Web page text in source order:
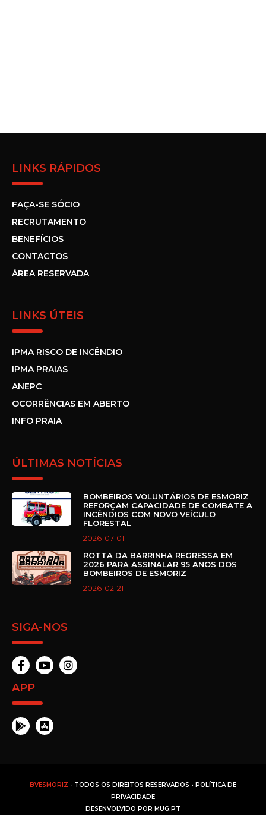
LINKS RÁPIDOS
FAÇA-SE SÓCIO
RECRUTAMENTO
BENEFÍCIOS
CONTACTOS
ÁREA RESERVADA
LINKS ÚTEIS
IPMA RISCO DE INCÊNDIO
IPMA PRAIAS
ANEPC
OCORRÊNCIAS EM ABERTO
INFO PRAIA
ÚLTIMAS NOTÍCIAS
BOMBEIROS VOLUNTÁRIOS DE ESMORIZ
REFORÇAM CAPACIDADE DE COMBATE A
INCÊNDIOS COM NOVO VEÍCULO
FLORESTAL
2026-07-01
ROTTA DA BARRINHA REGRESSA EM
2026 PARA ASSINALAR 95 ANOS DOS
BOMBEIROS DE ESMORIZ
2026-02-21
SIGA-NOS
APP
BVESMORIZ - TODOS OS DIREITOS RESERVADOS • POLÍTICA DE
PRIVACIDADE
DESENVOLVIDO POR MUG.PT